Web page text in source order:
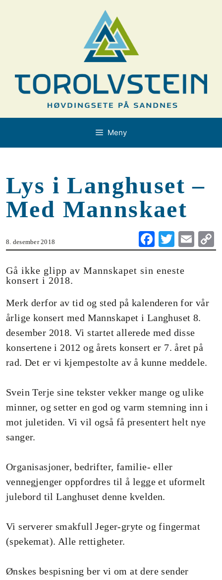
Meny
Lys i Langhuset –
Med Mannskaet
8. desember 2018
Fa
ce
bo
T
wi
tte
E
m
Gå ikke glipp av Mannskapet sin eneste
konsert i 2018.
Merk derfor av tid og sted på kalenderen for vår
årlige konsert med Mannskapet i Langhuset 8.
desember 2018. Vi startet allerede med disse
konsertene i 2012 og årets konsert er 7. året på
rad. Det er vi kjempestolte av å kunne meddele.
Svein Terje sine tekster vekker mange og ulike
minner, og setter en god og varm stemning inn i
mot juletiden. Vi vil også få presentert helt nye
sanger.
Organisasjoner, bedrifter, familie- eller
vennegjenger oppfordres til å legge et uformelt
julebord til Langhuset denne kvelden.
Vi serverer smakfull Jeger-gryte og fingermat
(spekemat). Alle rettigheter.
Ønskes bespisning ber vi om at dere sender